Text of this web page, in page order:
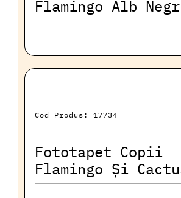
Flamingo Alb
Cod Produs: 17734
Fototapet Copii
Flamingo Și